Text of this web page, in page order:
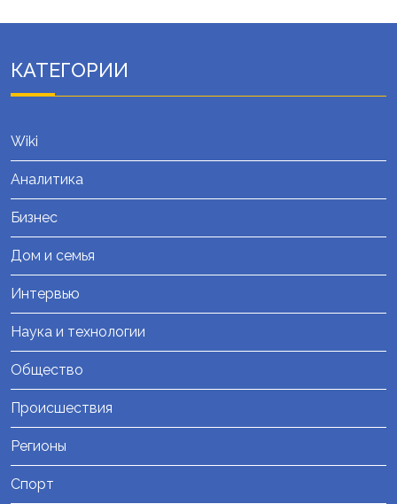
КАТЕГОРИИ
Wiki
Аналитика
Бизнес
Дом и семья
Интервью
Наука и технологии
Общество
Происшествия
Регионы
Спорт